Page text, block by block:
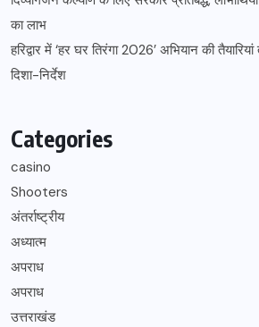
का लाभ
हरिद्वार में ‘हर घर तिरंगा 2026’ अभियान की
दिशा-निर्देश
Categories
casino
Shooters
अंतर्राष्ट्रीय
अध्यात्म
अपराध
अपराध
उत्तराखंड